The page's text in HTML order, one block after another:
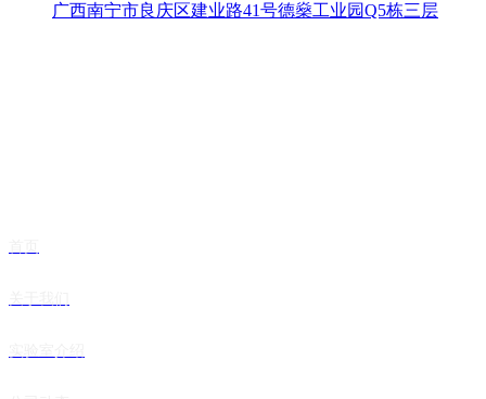
广西南宁市良庆区建业路41号德燊工业园Q5栋三层